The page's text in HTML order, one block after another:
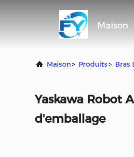
Maison
Maison> Produits> Bras
Yaskawa Robot
d'emballage